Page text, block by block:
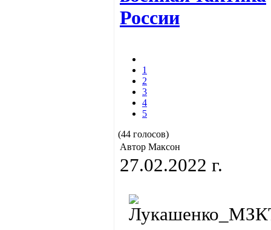
России
1
2
3
4
5
(44 голосов)
Автор Максон
27.02.2022 г.